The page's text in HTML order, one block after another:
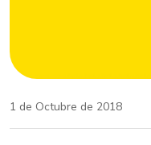
1 de Octubre de 2018